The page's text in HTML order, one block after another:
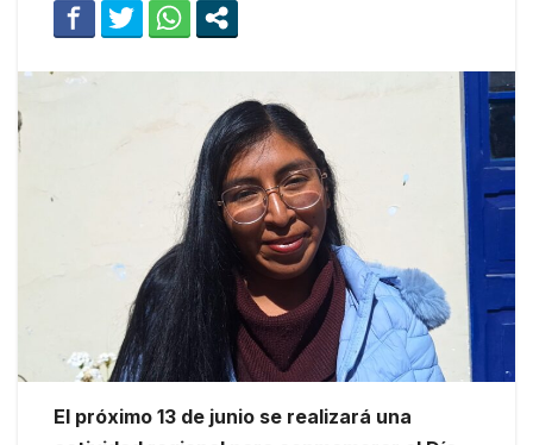
El próximo 13 de junio se realizará una